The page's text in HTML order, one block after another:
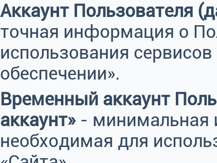
Аккаунт Пользователя
точная информация о
использования
обеспечении».
Временный аккаунт
аккаунт»- минимальная
необходимая для